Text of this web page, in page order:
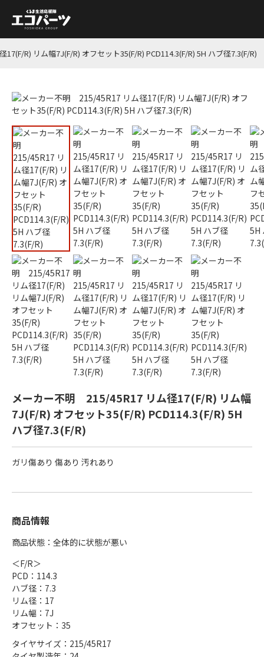
R) リム幅7J(F/R) オフセット35(F/R) PCD114.3(F/R) 5H ハブ径7.3(F/R)
メーカー不明 215/45R17 リム径17(F/R) リム幅
7J(F/R) オフセット35(F/R) PCD114.3(F/R) 5H
ハブ径7.3(F/R)
ガリ傷あり 傷あり 汚れあり
商品情報
商品状態：全体的に状態が悪い
＜F/R＞
PCD：114.3
ハブ径：7.3
リム径：17
リム幅：7J
オフセット：35
タイヤサイズ：215/45R17